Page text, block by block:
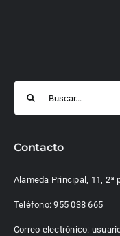
Contacto
Alameda Principal, 11,
Teléfono:955 038 665
Correo electrónico: